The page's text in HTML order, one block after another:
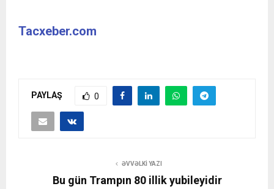
Tacxeber.com
PAYLAŞ 0
ƏVVƏLKI YAZI
Bu gün Trampın 80 illik yubileyidir